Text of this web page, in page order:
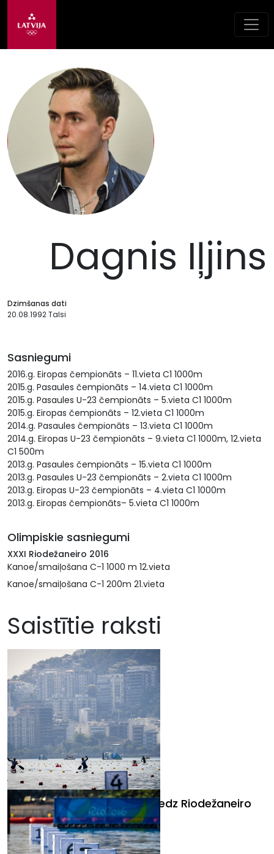
Dagnis Iļjins
Dzimšanas dati
20.08.1992 Talsi
Sasniegumi
2016.g. Eiropas čempionāts – 11.vieta C1 1000m
2015.g. Pasaules čempionāts – 14.vieta C1 1000m
2015.g. Pasaules U-23 čempionāts – 5.vieta C1 1000m
2015.g. Eiropas čempionāts – 12.vieta C1 1000m
2014.g. Pasaules čempionāts – 13.vieta C1 1000m
2014.g. Eiropas U-23 čempionāts – 9.vieta C1 1000m, 12.vieta
C1 500m
2013.g. Pasaules čempionāts – 15.vieta C1 1000m
2013.g. Pasaules U-23 čempionāts – 2.vieta C1 1000m
2013.g. Eiropas U-23 čempionāts – 4.vieta C1 1000m
2013.g. Eiropas čempionāts– 5.vieta C1 1000m
Olimpiskie sasniegumi
XXXI Riodežaneiro 2016
Kanoe/smaiļošana C-1 1000 m 12.vieta
Kanoe/smaiļošana C-1 200m 21.vieta
Saistītie raksti
Kanoe airētājs Iļjins nesasniedz Riodežaneiro
Olimpisko spēļu A finālu